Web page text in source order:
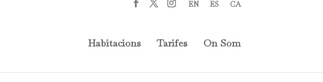
EN ES CA
Habitacions Tarifes On Som